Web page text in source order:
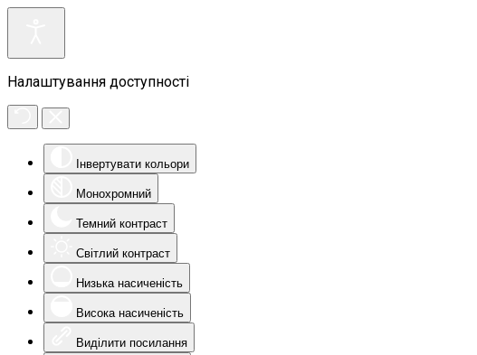
Налаштування доступності
Інвертувати кольори
Монохромний
Темний контраст
Світлий контраст
Низька насиченість
Висока насиченість
Виділити посилання